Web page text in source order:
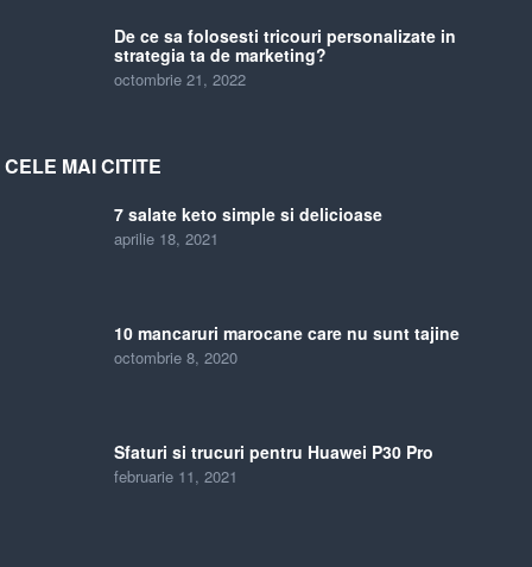
De ce sa folosesti tricouri personalizate in
strategia ta de marketing?
octombrie 21, 2022
CELE MAI CITITE
7 salate keto simple si delicioase
aprilie 18, 2021
10 mancaruri marocane care nu sunt tajine
octombrie 8, 2020
Sfaturi si trucuri pentru Huawei P30 Pro
februarie 11, 2021